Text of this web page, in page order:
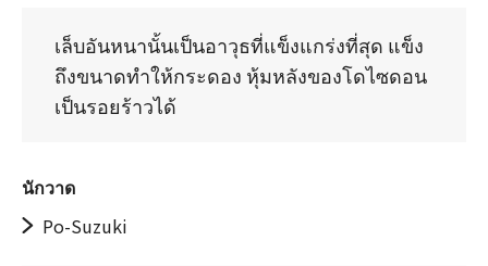
เล็บอันหนานั้นเป็นอาวุธที่แข็งแกร่งที่สุด แข็ง
ถึงขนาดทำให้กระดอง หุ้มหลังของโดไซดอน
เป็นรอยร้าวได้
นักวาด
Po-Suzuki